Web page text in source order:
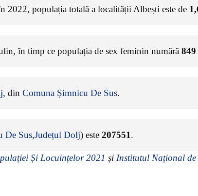
2022, populația totală a localității Albești este de
în timp ce populația de sex feminin numără 849
, din Comuna Șimnicu De Sus.
De Sus,Județul Dolj) este 207551.
Și Locuințelor 2021 și Institutul Național de